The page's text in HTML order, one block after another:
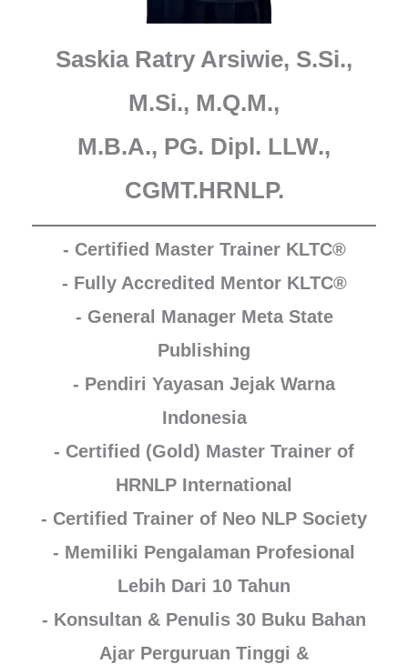
Saskia Ratry Arsiwie, S.Si.,
M.Si., M.Q.M.,
M.B.A., PG. Dipl. LLW.,
CGMT.HRNLP.
- Certified Master Trainer KLTC®
- Fully Accredited Mentor KLTC®
- General Manager Meta State
Publishing
- Pendiri Yayasan Jejak Warna
Indonesia
- Certified (Gold) Master Trainer of
HRNLP International
- Certified Trainer of Neo NLP Society
- Memiliki Pengalaman Profesional
Lebih Dari 10 Tahun
- Konsultan & Penulis 30 Buku Bahan
Ajar Perguruan Tinggi &